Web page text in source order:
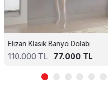
Elizan Klasik Banyo Dolabı
110.000TL 77.000TL